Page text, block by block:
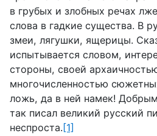
в грубых и злобных речах
слова в гадкие существа. В
змеи, лягушки, ящерицы.
испытывается словом,
стороны, своей
многочисленностью
ложь, да в ней намек!
так писал великий русский
неспроста. [1]